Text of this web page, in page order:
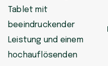
Tablet mit
beeindruckender
Leistung und einem
hochauflösenden